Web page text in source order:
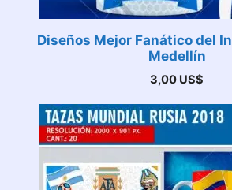
Diseños Mejor Fanático del
Medellín
3,00 US$